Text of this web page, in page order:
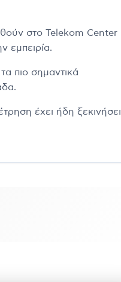
στο Telekom Center
εμπειρία.
πιο σημαντικά
έχει ήδη ξεκινήσει